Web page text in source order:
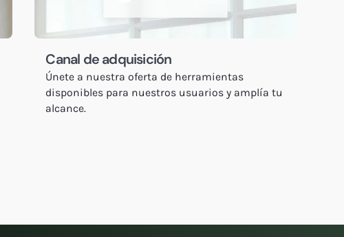
Canal de adquisición
Únete a nuestra oferta de herramientas
disponibles para nuestros usuarios y amplía tu
alcance.